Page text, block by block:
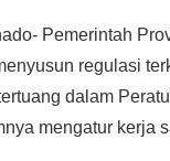
Pemerintah
regulasi
dalam
mengatur kerja